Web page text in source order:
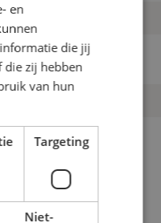
SM, LC/PC-SC/APC,
en
die jij
die zij hebben
van hun
Targeting
Niet-